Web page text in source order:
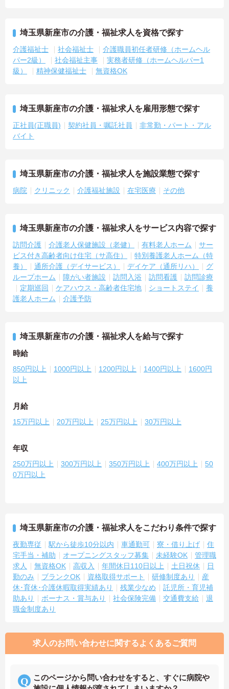
埼玉県新座市の介護・福祉求人を資格で探す
介護福祉士 社会福祉士
介護職員初任者研修（ホームヘル
パー2級）
社会福祉主事
実務者研修（ホームヘルパー1
級）
精神保健福祉士 無資格OK
埼玉県新座市の介護・福祉求人を雇用形態で探す
正社員(正職員) 契約社員・嘱託社員
非常勤・パート・アル
バイト
埼玉県新座市の介護・福祉求人を施設業態で探す
病院 クリニック 介護福祉施設 在宅医療 その他
埼玉県新座市の介護・福祉求人をサービス内容で探す
訪問介護 介護老人保健施設（老健） 有料老人ホーム
サー
ビス付き高齢者向け住宅（サ高住）
特別養護老人ホーム（特
養）
通所介護（デイサービス） デイケア（通所リハ）
グ
ループホーム
障がい者施設 訪問入浴 訪問看護
訪問診療
定期巡回
ケアハウス・高齢者住宅地 ショートステイ
養
護老人ホーム
介護予防
埼玉県新座市の介護・福祉求人を給与で探す
時給
850円以上 1000円以上 1200円以上 1400円以上
1600円
以上
月給
15万円以上 20万円以上 25万円以上 30万円以上
年収
250万円以上 300万円以上 350万円以上 400万円以上
50
0万円以上
埼玉県新座市の介護・福祉求人をこだわり条件で探す
夜勤専従 駅から徒歩10分以内 車通勤可 寮・借り上げ
住
宅手当・補助
オープニングスタッフ募集 未経験OK
管理職
求人
無資格OK 高収入 年間休日110日以上 土日祝休
日
勤のみ
ブランクOK 資格取得サポート 研修制度あり
産
休･育休･介護休暇取得実績あり
残業少なめ
託児所・育児補
助あり
ボーナス・賞与あり 社会保険完備 交通費支給
退
職金制度あり
求人のお問い合わせに関するよくあるご質問
このページから問い合わせをすると、すぐに病院や